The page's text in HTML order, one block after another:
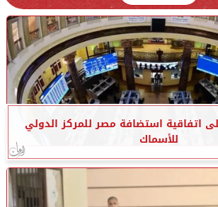
اتفاقية استضافة مصر للمركز الدولي
للأسماك